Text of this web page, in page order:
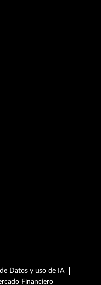
Datos y uso de IA
Financiero